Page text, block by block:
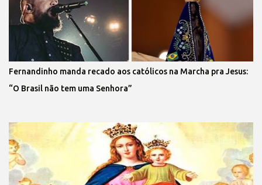
Fernandinho manda recado aos católicos na Marcha pra Jesus:
“O Brasil não tem uma Senhora”